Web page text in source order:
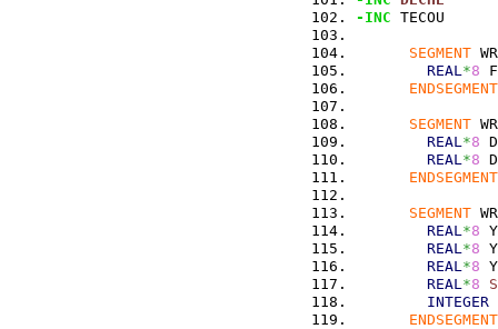
-INC TECOU
SEGMENT
REAL *8 F
ENDSEGMENT
SEGMENT
REAL *8
REAL *8
ENDSEGMENT
SEGMENT
REAL *8
REAL *8
REAL *8
REAL *8
INTEGER
ENDSEGMENT